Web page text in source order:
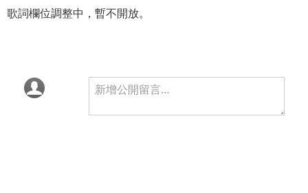
歌詞欄位調整中，暫不開放。